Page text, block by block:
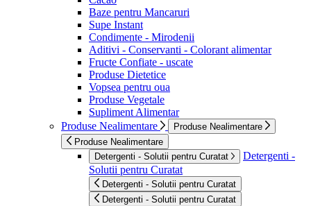
Baze pentru Mancaruri
Supe Instant
Condimente - Mirodenii
Aditivi - Conservanti - Colorant alimentar
Fructe Confiate - uscate
Produse Dietetice
Vopsea pentru oua
Produse Vegetale
Supliment Alimentar
Produse Nealimentare
Produse Nealimentare
Produse Nealimentare
Detergenti - Solutii pentru Curatat
Detergenti -
Solutii pentru Curatat
Detergenti - Solutii pentru Curatat
Detergenti - Solutii pentru Curatat